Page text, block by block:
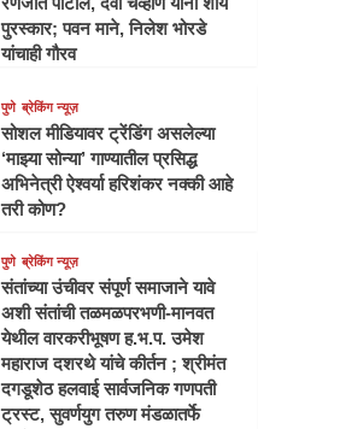
पुरस्कार; पवन माने, निलेश भोरडे
यांचाही गौरव
पुणे ब्रेकिंग न्यूज़
सोशल मीडियावर ट्रेंडिंग असलेल्या
‘माझ्या सोन्या’ गाण्यातील प्रसिद्ध
अभिनेत्री ऐश्वर्या हरिशंकर नक्की आहे
तरी कोण?
पुणे ब्रेकिंग न्यूज़
संतांच्या उंचीवर संपूर्ण समाजाने यावे
अशी संतांची तळमळपरभणी-मानवत
येथील वारकरीभूषण ह.भ.प. उमेश
महाराज दशरथे यांचे कीर्तन ; श्रीमंत
दगडूशेठ हलवाई सार्वजनिक गणपती
ट्रस्ट, सुवर्णयुग तरुण मंडळातर्फे